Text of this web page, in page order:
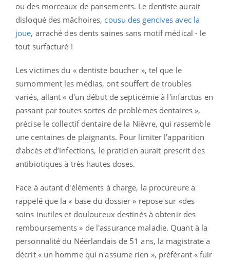
ou des morceaux de pansements. Le dentiste aurait
disloqué des mâchoires, cousu des gencives avec la
joue, arraché des dents saines sans motif médical - le
tout surfacturé !
Les victimes du « dentiste boucher », tel que le
surnomment les médias, ont souffert de troubles
variés, allant « d'un début de septicémie à l'infarctus en
passant par toutes sortes de problèmes dentaires »,
précise le collectif dentaire de la Nièvre, qui rassemble
une centaines de plaignants. Pour limiter l’apparition
d’abcès et d’infections, le praticien aurait prescrit des
antibiotiques à très hautes doses.
Face à autant d'éléments à charge, la procureure a
rappelé que la « base du dossier » repose sur «des
soins inutiles et douloureux destinés à obtenir des
remboursements » de l'assurance maladie. Quant à la
personnalité du Néerlandais de 51 ans, la magistrate a
décrit « un homme qui n'assume rien », préférant « fuir